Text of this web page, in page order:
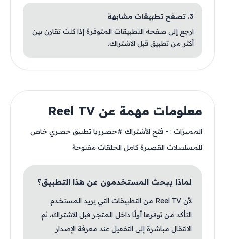
3. تصفح تطبيقات مشابهة
ارجع إلى صفحة التطبيقات المتوفرة إذا كنت تقارن بين
أكثر من تطبيق قبل الاشتراك.
معلومات مهمة عن Reel TV
المميزات : - فتح الأشتراك #حصرريا تطبيق حصري خاص
للمسلسلات القصيرة كامل الحلقات مفتوحة
لماذا يبحث المستخدمون عن هذا التطبيق؟
لأن Reel TV من التطبيقات التي يريد المستخدم
التأكد من توفرها أولًا داخل المتجر قبل الاشتراك، ثم
الانتقال مباشرة إلى التفعيل عند معرفة الإصدار